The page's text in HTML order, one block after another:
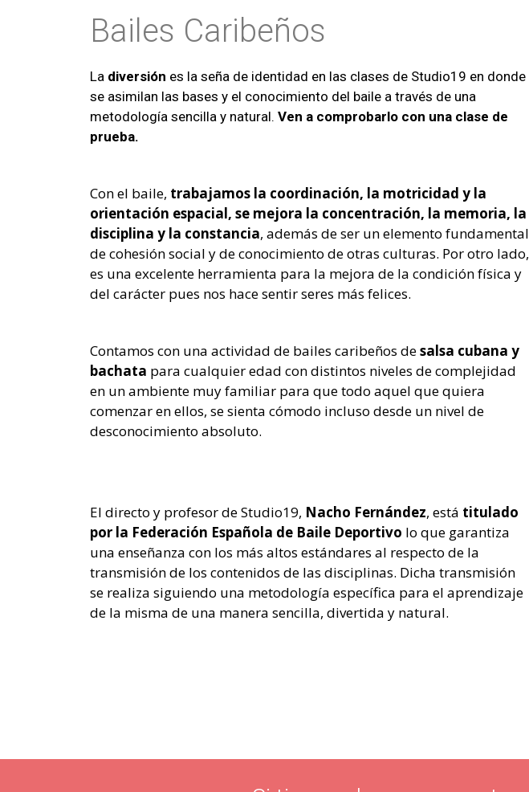
Bailes Caribeños
La diversión es la seña de identidad en las clases de Studio19 en donde
se asimilan las bases y el conocimiento del baile a través de una
metodología sencilla y natural. Ven a comprobarlo con una clase de
prueba.
Con el baile, trabajamos la coordinación, la motricidad y la
orientación espacial, se mejora la concentración, la memoria, la
disciplina y la constancia, además de ser un elemento fundamental
de cohesión social y de conocimiento de otras culturas. Por otro lado,
es una excelente herramienta para la mejora de la condición física y
del carácter pues nos hace sentir seres más felices.
Contamos con una actividad de bailes caribeños desalsa cubana y
bachata para cualquier edad con distintos niveles de complejidad
en un ambiente muy familiar para que todo aquel que quiera
comenzar en ellos, se sienta cómodo incluso desde un nivel de
desconocimiento absoluto.
El directo y profesor de Studio19, Nacho Fernández, está titulado
por la Federación Española de Baile Deportivo lo que garantiza
una enseñanza con los más altos estándares al respecto de la
transmisión de los contenidos de las disciplinas. Dicha transmisión
se realiza siguiendo una metodología específica para el aprendizaje
de la misma de una manera sencilla, divertida y natural.